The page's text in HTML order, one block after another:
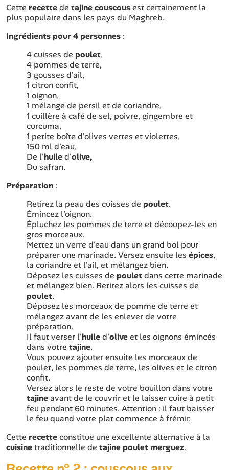
Cette recettede tajine couscousest certainement la
plus populaire dans les pays du Maghreb.
Ingrédients pour 4 personnes :
4 cuisses de poulet,
4 pommes de terre,
3 gousses d'ail,
1 citron confit,
1 oignon,
1 mélange de persil et de coriandre,
1 cuillère à café de sel, poivre, gingembre et
curcuma,
1 petite boîte d'olives vertes et violettes,
150 ml d'eau,
De l'huiled'olive,
Du safran.
Préparation :
Retirez la peau des cuisses de poulet.
Émincez l'oignon.
Épluchez les pommes de terre et découpez-les en
gros morceaux.
Mettez un verre d'eau dans un grand bol pour
préparer une marinade. Versez ensuite les épices,
la coriandre et l'ail, et mélangez bien.
Déposez les cuisses de pouletdans cette marinade
et mélangez bien. Retirez alors les cuisses de
poulet.
Déposez les morceaux de pomme de terre et
mélangez avant de les enlever de votre
préparation.
Il faut verser l'huiled'oliveet les oignons émincés
dans votre tajine.
Vous pouvez ajouter ensuite les morceaux de
poulet, les pommes de terre, les olives et le citron
confit.
Versez alors le reste de votre bouillon dans votre
tajineavant de le couvrir et le laisser cuire à petit
feu pendant 60 minutes. Attention : il faut baisser
le feu quand votre plat commence à frémir.
Cette recetteconstitue une excellente alternative à la
cuisinetraditionnelle de tajine poulet merguez.